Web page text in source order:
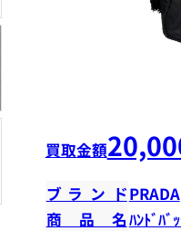
買取金額
ブランドPRADA
商品名ﾊﾝﾄﾞﾊﾞ